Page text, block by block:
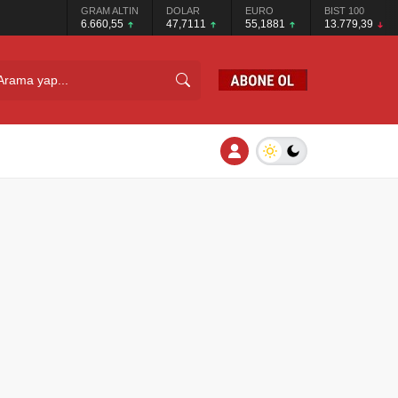
GRAM ALTIN
6.660,55
DOLAR
47,7111
EURO
55,1881
BIST 100
13.779,39